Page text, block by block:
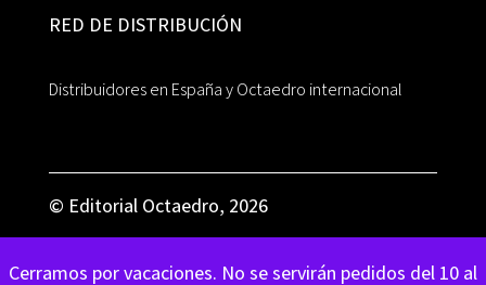
Cerramos por vacaciones. No se servirán pedidos del 10 al
RED DE DISTRIBUCIÓN
Distribuidores en España y Octaedro internacional
© Editorial Octaedro, 2026